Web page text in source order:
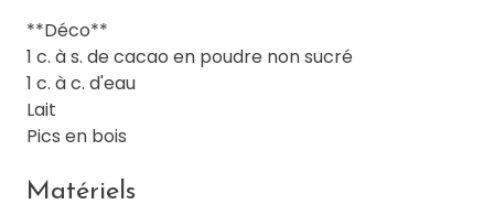
**Déco**
1 c. à s. de cacao en poudre non sucré
1 c. à c. d'eau
Lait
Pics en bois
Matériels